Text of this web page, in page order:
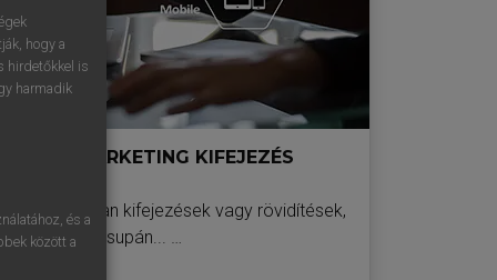
MARKETING KIFEJEZÉS
vannak olyan kifejezések vagy rövidítések,
Ezek nem csupán... …
hogy a
hirdetőkkel is
harmadik
és a
között a